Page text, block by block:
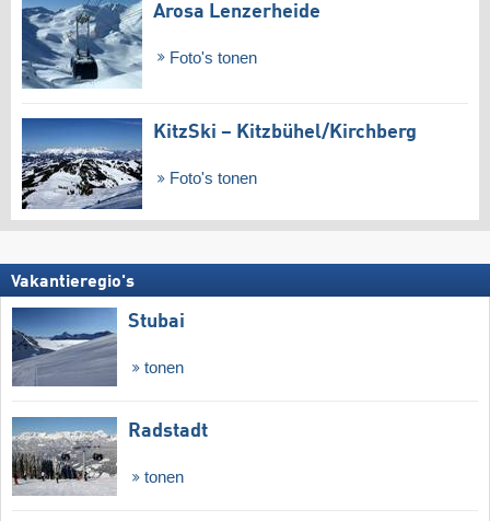
Arosa Lenzerheide
Foto's tonen
KitzSki – Kitzbühel/​Kirchberg
Foto's tonen
Vakantieregio's
Stubai
tonen
Radstadt
tonen